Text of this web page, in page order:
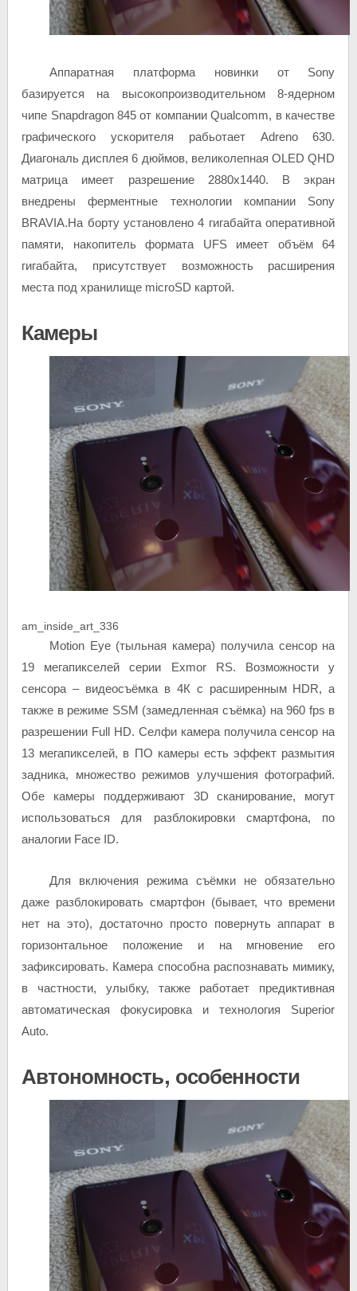
Аппаратная платформа новинки от Sony
базируется на высокопроизводительном 8-ядерном
чипе Snapdragon 845 от компании Qualcomm, в качестве
графического ускорителя рабьотает Adreno 630.
Диагональ дисплея 6 дюймов, великолепная OLED QHD
матрица имеет разрешение 2880х1440. В экран
внедрены ферментные технологии компании Sony
BRAVIA.На борту установлено 4 гигабайта оперативной
памяти, накопитель формата UFS имеет объём 64
гигабайта, присутствует возможность расширения
места под хранилище microSD картой.
Камеры
am_inside_art_336
Motion Eye (тыльная камера) получила сенсор на
19 мегапикселей серии Exmor RS. Возможности у
сенсора – видеосъёмка в 4К с расширенным HDR, а
также в режиме SSM (замедленная съёмка) на 960 fps в
разрешении Full HD. Селфи камера получила сенсор на
13 мегапикселей, в ПО камеры есть эффект размытия
задника, множество режимов улучшения фотографий.
Обе камеры поддерживают 3D сканирование, могут
использоваться для разблокировки смартфона, по
аналогии Face ID.
Для включения режима съёмки не обязательно
даже разблокировать смартфон (бывает, что времени
нет на это), достаточно просто повернуть аппарат в
горизонтальное положение и на мгновение его
зафиксировать. Камера способна распознавать мимику,
в частности, улыбку, также работает предиктивная
автоматическая фокусировка и технология Superior
Auto.
Автономность, особенности